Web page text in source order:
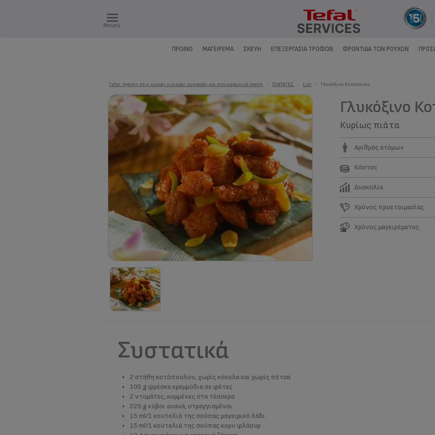
Μενού
ΠΡΩΙΝΌ ΜΑΓΕΊΡΕΜΑ ΣΚΕΎΗ ΕΠΕΞΕΡΓΑΣΊΑ ΤΡΟΦΏΝ ΦΡΟΝΤΊΔΑ ΤΩΝ ΡΟΎΧΩΝ
Τefal : ήγετης στις μικρές οικιακές συσκευές και στα μαγειρικά σκεύη ΣΥΝΤΑΓΕΣ List Γλυκόξινο Κοτόπουλο
Γλυκόξινο
Κυρίως πιάτα
Αριθμός ατόμων
Κόστος
Δυσκολία
Χρόνος προετοιμασίας
Χρόνος μαγειρέματος
Συστατικά
2 στήθη κοτόπουλου, χωρίς κόκαλα και χωρίς πέτσα
100 g φρέσκα κρεμμύδια σε φέτες
2 ντομάτες, κομμένες στα τέσσερα
225 g κύβοι ανανά, στραγγισμένοι
15 ml/1 κουταλιά της σούπας μαγειρικό λάδι
15 ml/1 κουταλιά της σούπας κορν φλάουρ